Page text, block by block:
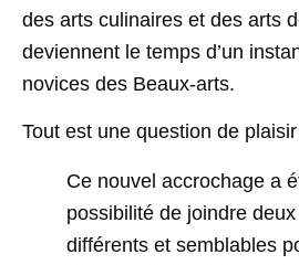
des arts culinaires et des arts
deviennent le temps d’un
novices des Beaux-arts.
Tout est une question de
Ce nouvel accrochage a
possibilité de joindre
différents et semblables